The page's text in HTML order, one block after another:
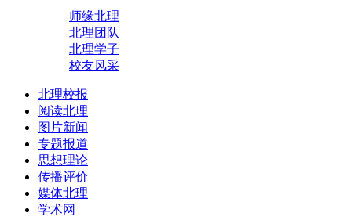
师缘北理
北理团队
北理学子
校友风采
北理校报
阅读北理
图片新闻
专题报道
思想理论
传播评价
媒体北理
学术网